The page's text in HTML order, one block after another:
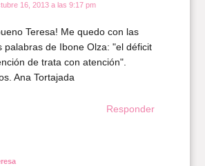
16, 2013 a las 9:17 pm
Teresa! Me quedo con las
palabras de Ibone Olza: "el déficit
de trata con atención".
Ana Tortajada
Responder